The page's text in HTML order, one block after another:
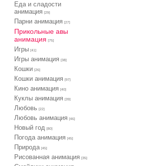
Еда и сладости
анимация
[29]
Парни анимация [27]
Прикольные авы
анимация
[75]
Игры [41]
Игры анимация [38]
Кошки [26]
Кошки анимация [97]
Кино анимация [40]
Куклы анимация [39]
Любовь [22]
Любовь анимация [46]
Новый год [80]
Погода анимация [45]
Природа [45]
Рисованная анимация [35]